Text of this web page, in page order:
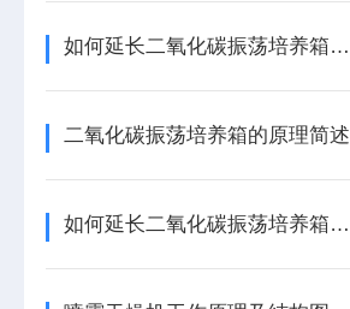
如何延长二氧化碳振荡培养箱的使用寿命?
二氧化碳振荡培养箱的原理简述
如何延长二氧化碳振荡培养箱的使用寿命